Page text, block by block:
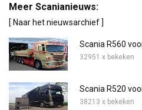
Meer Scanianieuws:
[ Naar het nieuwsarchief ]
Scania R560
32951 x bekeken
Scania R520
38213 x bekeken